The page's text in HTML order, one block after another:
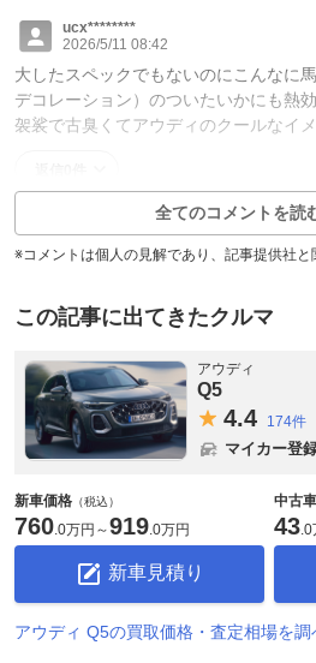
ucx********
2026/5/11 08:42
大したスペックでもないのにこんなに
デコレーション）のついたいかにも熱
袈裟で古臭くてアウディのクールなイ
全てのコメントを読
※コメントは個人の見解であり、記事提供社と
この記事に出てきたクルマ
アウディ
Q5
4.4 174件
マイカー登
新車価格 （税込）
760.0万円 ～919.0万円
新車見積り
中古
43.0
アウディ Q5の買取価格・査定相場を調